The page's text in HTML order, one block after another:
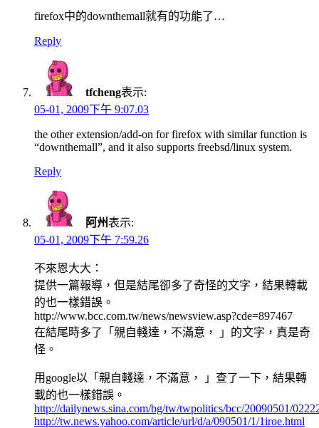
firefox中的downthemall就有的功能了…
Reply
tfcheng表示:
05-01, 2009下午 9:07.03
the other extension/add-on for firefox with similar function is
“downthemall”, and it also supports freebsd/linux system.
Reply
阿州表示:
05-01, 2009下午 7:59.26
不來恩大大：
提供一篇報導，但是結尾卻多了奇怪的文字，結果轉載
的也一樣錯誤。
http://www.bcc.com.tw/news/newsview.asp?cde=897467
在結尾時多了「親自輚達，不滿意， 」的文字，真是奇
怪。
用google以「親自輚達，不滿意， 」查了一下，結果轉
載的也一樣錯誤。
http://dailynews.sina.com/bg/tw/twpolitics/bcc/20090501/
http://tw.news.yahoo.com/article/url/d/a/090501/1/1iroe.html